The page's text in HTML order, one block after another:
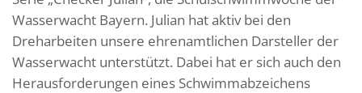
Wasserwacht Bayern. Julian hat aktiv bei den
Dreharbeiten unsere ehrenamtlichen Darsteller der
Wasserwacht unterstützt. Dabei hat er sich auch den
Herausforderungen eines Schwimmabzeichens